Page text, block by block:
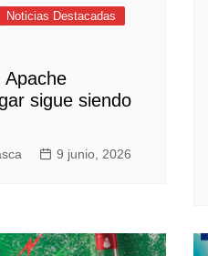
Noticias Destacadas
Apache
sigue siendo
9 junio, 2026